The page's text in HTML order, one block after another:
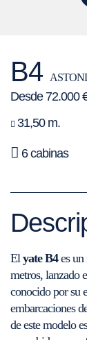
B4
Desde 72.000
31,50 m.
6 cabinas
Elyate B4es un
metros, lanzado
conocido por su
embarcaciones
de este modelo